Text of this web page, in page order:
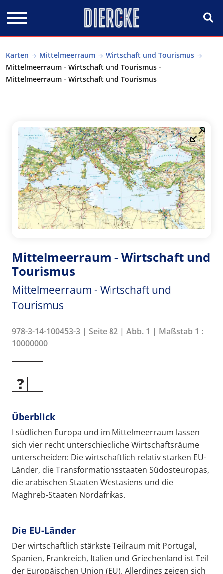
Karten Mittelmeerraum
Wirtschaft und Tourismus
Mittelmeerraum - Wirtschaft und Tourismus -
Mittelmeerraum - Wirtschaft und Tourismus
Mittelmeerraum - Wirtschaft und
Tourismus
Mittelmeerraum - Wirtschaft und
Tourismus
978-3-14-100453-3 | Seite 82 | Abb. 1 | Maßstab 1 :
10000000
Überblick
I südlichen Europa und im Mittelmeerraum lassen
sich vier recht unterschiedliche Wirtschaftsräume
unterscheiden: Die wirtschaftlich relativ starken EU-
Länder, die Transformationsstaaten Südosteuropas,
die arabischen Staaten Westasiens und die
Maghreb-Staaten Nordafrikas.
Die EU-Länder
Der wirtschaftlich stärkste Teilraum mit Portugal,
Spanien, Frankreich, Italien und Griechenland ist Teil
der Europäischen Union (EU). Allerdings zeigen sich